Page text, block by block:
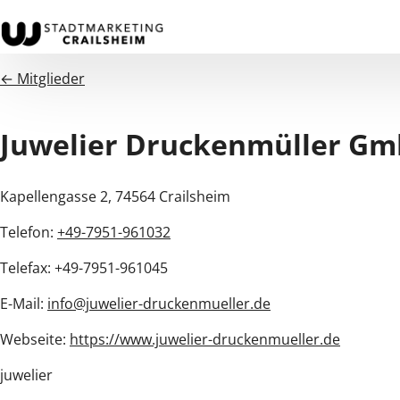
← Mitglieder
Juwelier Druckenmüller
Kapellengasse 2, 74564 Crailsheim
Telefon: +49-7951-961032
Telefax: +49-7951-961045
E-Mail: info@juwelier-druckenmueller.de
Webseite: https://www.juwelier-druckenmueller.de
juwelier